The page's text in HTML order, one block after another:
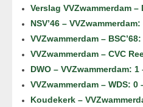
Verslag VVZwammerdam –
NSV’46 – VVZwammerdam:
VVZwammerdam –
VVZwammerdam – CVC
DWO – VVZwammerdam: 1
VVZwammerdam – WDS: 0
Koudekerk –